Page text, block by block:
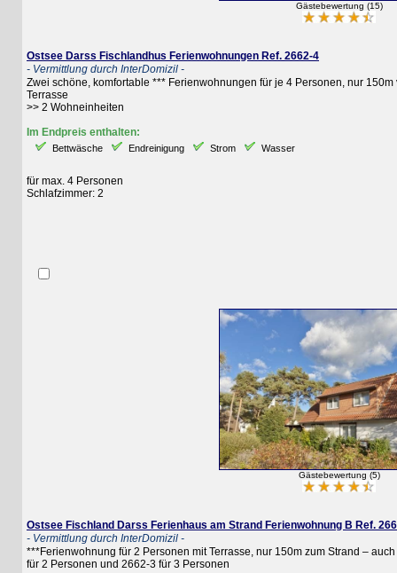
Gästebewertung (15)
Ostsee Darss Fischlandhus Ferienwohnungen Ref. 2662-4
- Vermittlung durch InterDomizil -
Zwei schöne, komfortable *** Ferienwohnungen für je 4 Personen, nur 150m
Terrasse
>> 2 Wohneinheiten
Im Endpreis enthalten:
Bettwäsche Endreinigung Strom Wasser
für max. 4 Personen
Schlafzimmer: 2
Gästebewertung (5)
Ostsee Fischland Darss Ferienhaus am Strand Ferienwohnung B Ref. 2662-2
- Vermittlung durch InterDomizil -
***Ferienwohnung für 2 Personen mit Terrasse, nur 150m zum Strand – auch
für 2 Personen und 2662-3 für 3 Personen